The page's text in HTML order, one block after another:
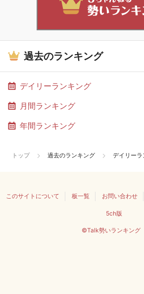
過去のランキング
デイリーランキング
月間ランキング
年間ランキング
トップ 過去のランキング デイリー
このサイトについて 板一覧 お問い合わせ
5ch版
©Talk勢いランキング